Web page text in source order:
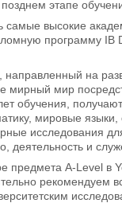
этапе
высокие
программу IB
на
мир
обучения,
мировые языки,
исследования
деятельность и
предмета A-Level в
рекомендуем